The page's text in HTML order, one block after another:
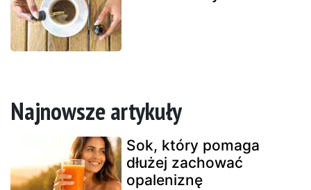
Najnowsze artykuły
Sok, który pomaga
dłużej zachować
opaleniznę